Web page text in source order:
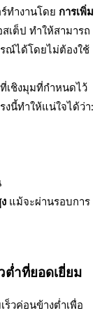
ทำงานโดย การเพิ่ม
เต็ป ทำให้สามารถ
ณ์ได้โดยไม่ต้องใช้
เชิงมุมที่กำหนดไว้
นี้ทำให้แน่ใจได้ว่า:
แม้จะผ่านรอบการ
ต่ำที่ยอดเยี่ยม
ร็วค่อนข้างต่ำเพื่อ